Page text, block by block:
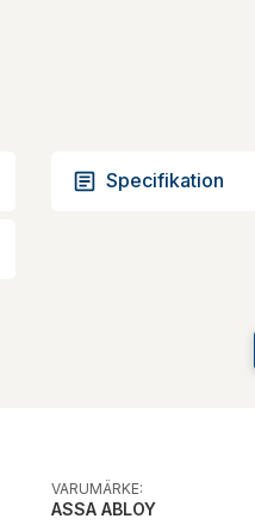
Specifikation
VARUMÄRKE:
ASSA ABLOY